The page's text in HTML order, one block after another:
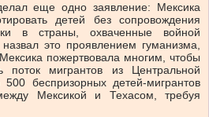
еще одно заявление: Мексика
детей без сопровождения
в страны, охваченные войной
это проявлением гуманизма,
пожертвовала многим, чтобы
мигрантов из Центральной
беспризорных детей-мигрантов
Мексикой и Техасом, требуя